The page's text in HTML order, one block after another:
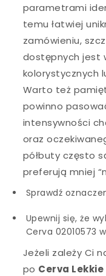
parametrami
temu łatwiej
zamówieniu,
dostępnych jest
kolorystycznych
Warto też
powinno
intensywności
oraz
półbuty często
preferują mniej
Sprawdź
Upewnij się, że
Cerva 02010573
Jeżeli zależy Ci
po Cerva Lekkie